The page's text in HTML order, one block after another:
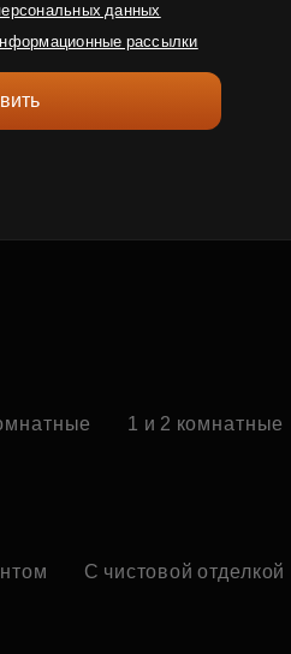
данных
рассылки
1 и 2 комнатные
С чистовой отделкой